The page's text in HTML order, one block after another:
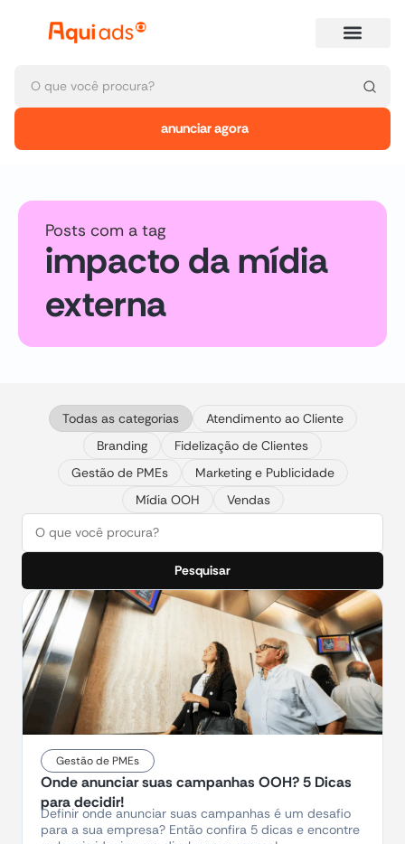
anunciar agora
Posts com a tag
impacto da mídia
externa
Todas as categorias
Atendimento ao Cliente
Branding
Fidelização de Clientes
Gestão de PMEs
Marketing e Publicidade
Mídia OOH
Vendas
Pesquisar
Gestão de PMEs
Onde anunciar suas campanhas OOH? 5 Dicas
para decidir!
Definir onde anunciar suas campanhas é um desafio
para a sua empresa? Então confira 5 dicas e encontre